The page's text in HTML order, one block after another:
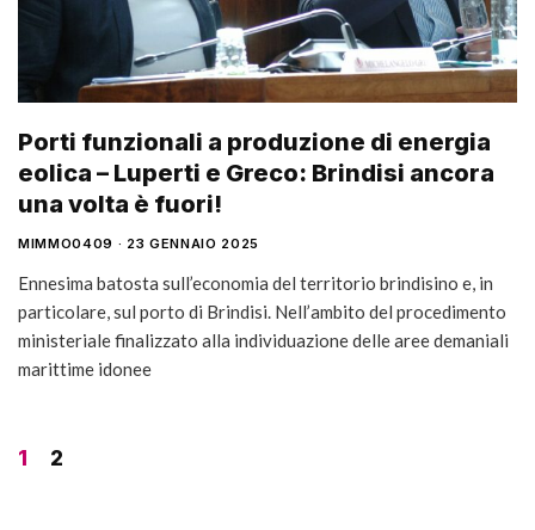
Porti funzionali a produzione di energia
eolica – Luperti e Greco: Brindisi ancora
una volta è fuori!
MIMMO0409 23 GENNAIO 2025
Ennesima batosta sull’economia del territorio brindisino e, in
particolare, sul porto di Brindisi. Nell’ambito del procedimento
ministeriale finalizzato alla individuazione delle aree demaniali
marittime idonee
1 2